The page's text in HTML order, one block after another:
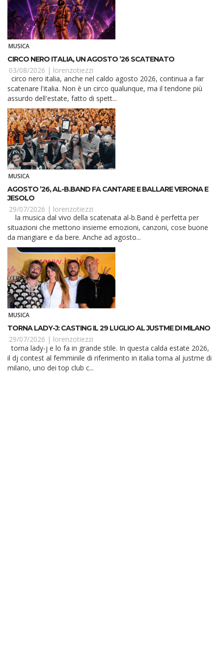
MUSICA
CIRCO NERO ITALIA, UN AGOSTO ’26 SCATENATO
03/08/2026 | lorenzotiezzi
scatenare l'italia. Non è un circo qualunque, ma il tendone più
assurdo dell'estate, fatto di spett...
MUSICA
AGOSTO ’26, AL-B.BAND FA CANTARE E BALLARE VERONA E
JESOLO
29/07/2026 | lorenzotiezzi
situazioni che mettono insieme emozioni, canzoni, cose buone
da mangiare e da bere. Anche ad agosto...
MUSICA
TORNA LADY-J: CASTING IL 29 LUGLIO AL JUSTME DI MILANO
29/07/2026 | lorenzotiezzi
torna lady-j e lo fa in grande stile. In questa calda estate 2026,
il dj contest al femminile di riferimento in italia torna al justme di
milano, uno dei top club c...